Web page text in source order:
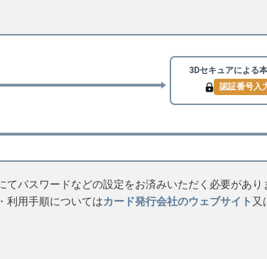
3Dセキュアによる
認証番号入
パスワードなどの設定をお済みいただく必要があり
利用手順についてはカード発行会社のウェブサイト 又